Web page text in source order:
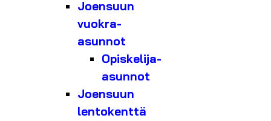
Joensuun
vuokra-
asunnot
Opiskelija-
asunnot
Joensuun
lentokenttä